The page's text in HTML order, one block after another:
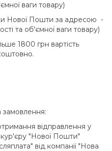
ваги товару)
Нової Пошти за адресою -
та об'ємної ваги товару)
1800 грн вартість
замовлення:
відправлення у
кур'єру "Нової Пошти"
від компанії "Нова